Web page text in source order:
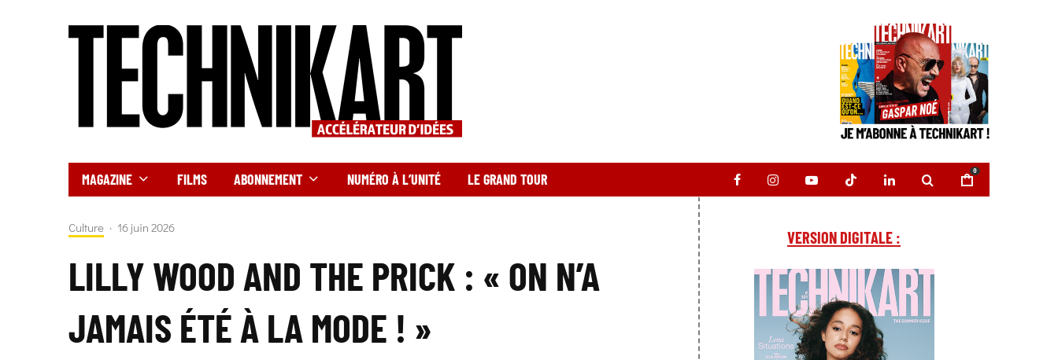
MAGAZINE FILMS ABONNEMENT NUMÉRO À L’UNITÉ LE GRAND TOUR 0
Culture · 16 juin 2026
LILLY WOOD AND THE PRICK : « ON N’A
JAMAIS ÉTÉ À LA MODE ! »
VERSION DIGITALE :